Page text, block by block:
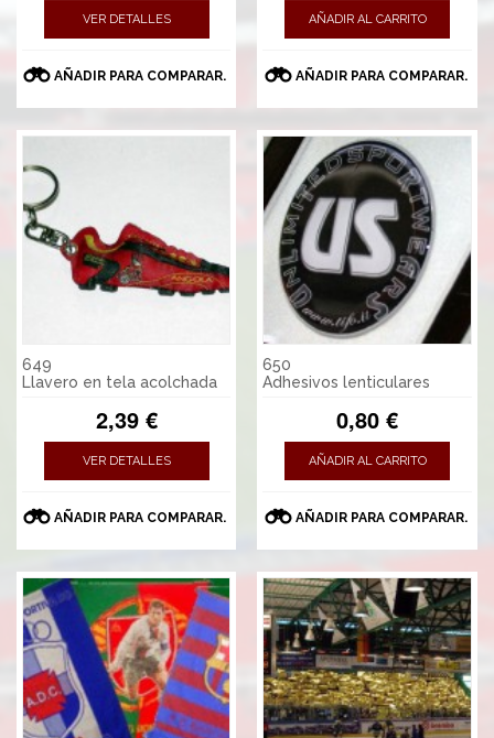
VER DETALLES
AÑADIR PARA COMPARAR.
AÑADIR AL CARRITO
AÑADIR PARA COMPARAR.
649
Llavero en tela acolchada
2,39 €
VER DETALLES
AÑADIR PARA COMPARAR.
650
Adhesivos lenticulares
0,80 €
AÑADIR AL CARRITO
AÑADIR PARA COMPARAR.